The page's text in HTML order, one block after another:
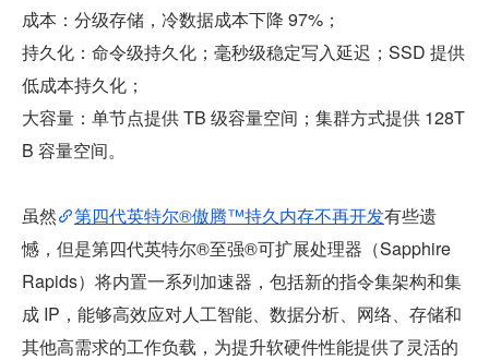
成本：分级存储，冷数据成本下降 97%；
持久化：命令级持久化；毫秒级稳定写入延迟；SSD 提供
低成本持久化；
大容量：单节点提供 TB 级容量空间；集群方式提供 128T
B 容量空间。
虽然 第四代英特尔®傲腾™持久内存不再开发有些遗
憾，但是第四代英特尔®至强®可扩展处理器（Sapphire
Rapids）将内置一系列加速器，包括新的指令集架构和集
成 IP，能够高效应对人工智能、数据分析、网络、存储和
其他高需求的工作负载，为提升软硬件性能提供了灵活的